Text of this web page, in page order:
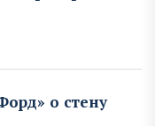
о стену